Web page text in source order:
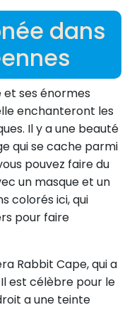
dans
et ses énormes
enchanteront les
Il y a une beauté
qui se cache parmi
pouvez faire du
un masque et un
colorés ici, qui
pour faire
Rabbit Cape, qui a
est célèbre pour le
a une teinte